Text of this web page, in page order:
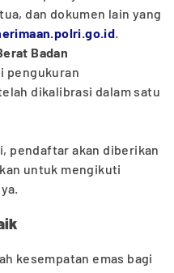
dan dokumen lain yang
.
Badan
pengukuran
dikalibrasi dalam satu
pendaftar akan diberikan
untuk mengikuti
kesempatan emas bagi